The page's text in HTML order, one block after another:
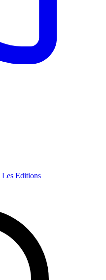
Les Editions